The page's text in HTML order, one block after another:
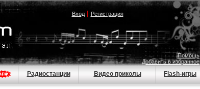
Вход| Регистрация
Помощь
Добавить в избранное
Радиостанции Видео приколы Flash-игры